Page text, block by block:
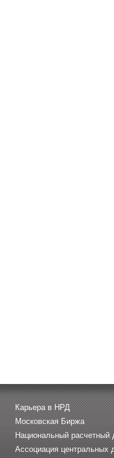
Карьера в НРД
Московская Биржа
Национальный расчетный
Ассоциация центральных